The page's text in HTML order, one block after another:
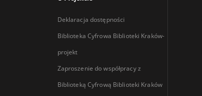
Deklaracja dostępności
Biblioteka Cyfrowa Biblioteki Kraków-
projekt
Zaproszenie do współpracy z
Biblioteką Cyfrową Biblioteki Kraków